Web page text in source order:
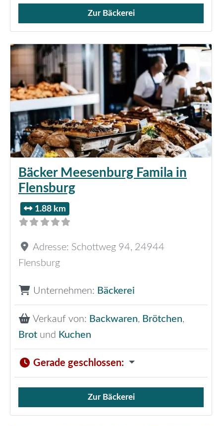
Verkauf von Brötchen,
Zur Bäckerei
Bäcker Meesenburg Famila in
Flensburg
1.88 km
Adresse: Schottweg 94, 24944
Flensburg
Unternehmen: Bäckerei
Verkauf von: Backwaren, Brötchen,
Brot und Kuchen
Gerade geschlossen:
Verkauf von Brötchen,
Zur Bäckerei